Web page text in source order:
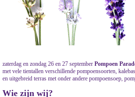
zaterdag en zondag 26 en 27 september Pompoen
met vele tientallen verschillende pompoensoorten,
en uitgebreid terras met onder andere pompoensoep,
Wie zijn wij?